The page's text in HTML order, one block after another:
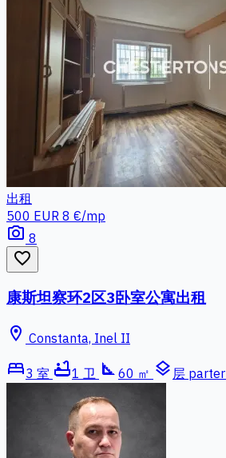
出租
500 EUR 8 €/mp
photo_camera 8
favorite_border
康斯坦察环2区3卧室公寓出租
location_on Constanta, Inel II
bed3 室 bathtub1 卫 square_foot 60 ㎡ layers 层 parter